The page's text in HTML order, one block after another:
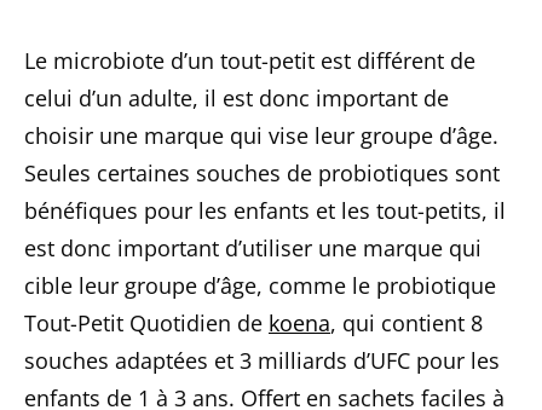
Le microbiote d’un tout-petit est différent de
celui d’un adulte, il est donc important de
choisir une marque qui vise leur groupe d’âge.
Seules certaines souches de probiotiques sont
bénéfiques pour les enfants et les tout-petits, il
est donc important d’utiliser une marque qui
cible leur groupe d’âge, comme le probiotique
Tout-Petit Quotidien de koena, qui contient 8
souches adaptées et 3 milliards d’UFC pour les
enfants de 1 à 3 ans. Offert en sachets faciles à